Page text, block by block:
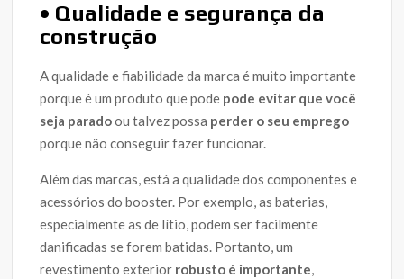
• Qualidade e segurança da
construção
A qualidade e fiabilidade da marca é muito importante
porque é um produto que pode pode evitar que você
seja paradoou talvez possa perder o seu emprego
porque não conseguir fazer funcionar.
Além das marcas, está a qualidade dos componentes e
acessórios do booster. Por exemplo, as baterias,
especialmente as de lítio, podem ser facilmente
danificadas se forem batidas. Portanto, um
revestimento exterior robusto é importante,